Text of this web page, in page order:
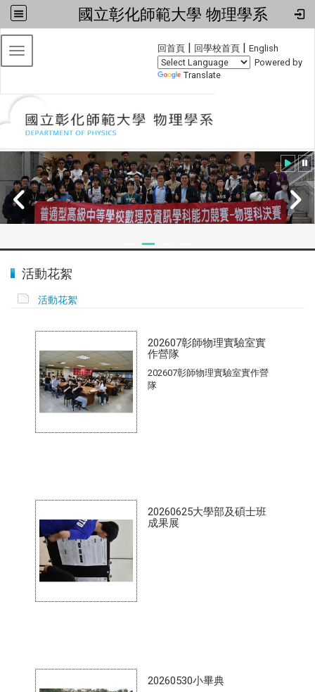
國立彰化師範大學 物理學系
回首頁 | 回學校首頁 | English
Powered by
Translate
Toggle navigation
活動花絮
活動花絮
202607彰師物理實驗室實
作營隊
202607彰師物理實驗室實作營
隊
20260625大學部及碩士班
成果展
20260530小畢典